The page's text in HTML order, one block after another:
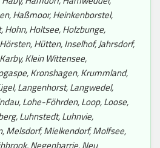
Haßmoor, Heinkenborstel,
Holtsee, Holzbunge,
Hütten, Inselhof, Jahrsdorf,
Klein Wittensee,
Kronshagen, Krummland,
Langenhorst, Langwedel,
Lohe-Föhrden, Loop, Loose,
Luhnstedt, Luhnvie,
Melsdorf, Mielkendorf, Molfsee,
Negenharrie, Neu